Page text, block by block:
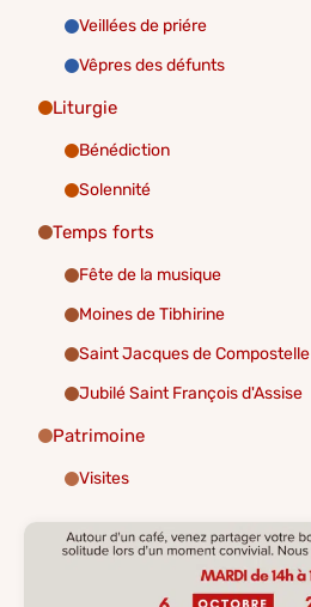
Veillées de priére
Vêpres des défunts
Liturgie
Bénédiction
Solennité
Temps forts
Fête de la musique
Moines de Tibhirine
Saint Jacques de Compostelle
Jubilé Saint François d'Assise
Patrimoine
Visites